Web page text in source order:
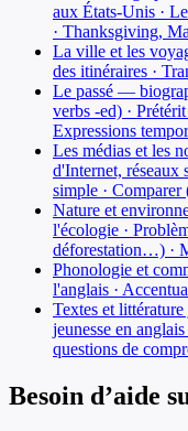
aux États-Unis ·
· Thanksgiving,
La ville et les
des itinéraires ·
Le passé —
verbs -ed) ·
Expressions
Les médias et les
d'Internet, réseaux
simple ·
Nature et
l'écologie ·
déforestation…) ·
Phonologie et
l'anglais ·
Textes et littérature
jeunesse en
questions de
Besoin d’aide